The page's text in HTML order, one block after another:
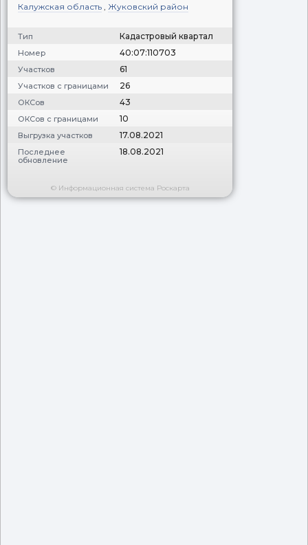
Калужская область Жуковский район
Тип Кадастровый квартал
Номер 40:07:110703
Участков 61
Участков с границами 26
ОКСов 43
ОКСов с границами 10
Выгрузка участков 17.08.2021
Последнее
обновление
18.08.2021
© Информационная система Роскарта